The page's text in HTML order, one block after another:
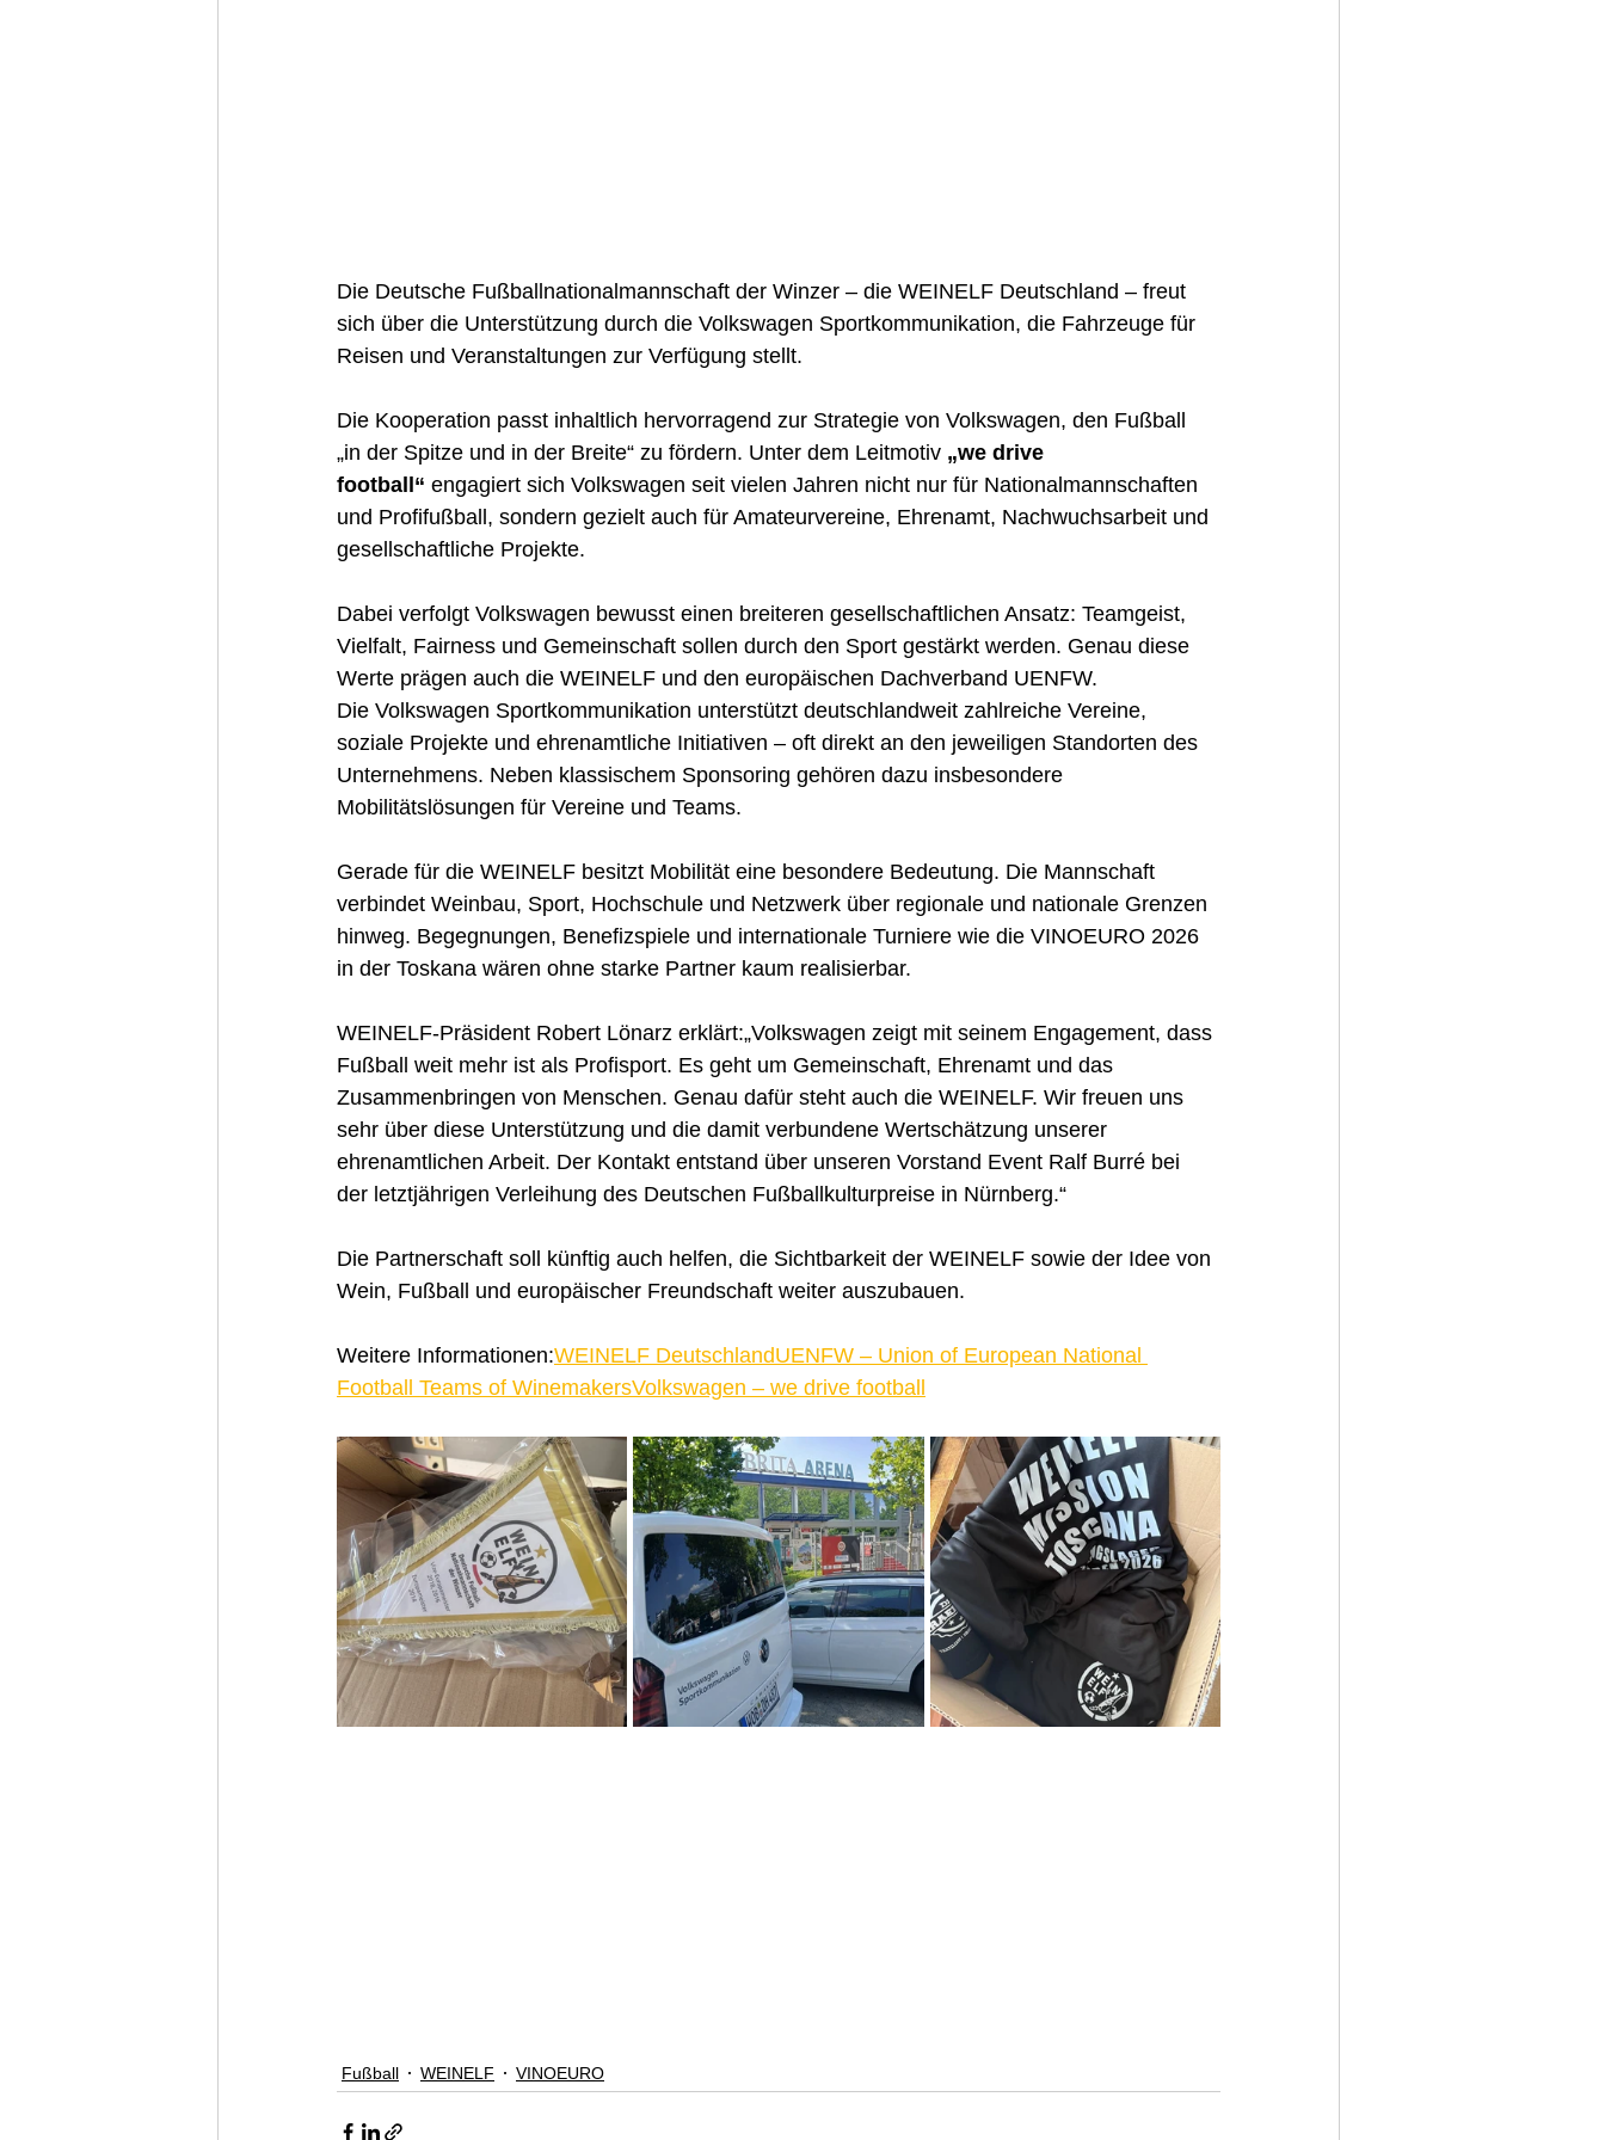
Die Deutsche Fußballnationalmannschaft der Winzer – die WEINELF Deutschland – freut
sich über die Unterstützung durch die Volkswagen Sportkommunikation, die Fahrzeuge für
Reisen und Veranstaltungen zur Verfügung stellt.
Die Kooperation passt inhaltlich hervorragend zur Strategie von Volkswagen, den Fußball
„in der Spitze und in der Breite“ zu fördern. Unter dem Leitmotiv „we drive
football“ engagiert sich Volkswagen seit vielen Jahren nicht nur für Nationalmannschaften
und Profifußball, sondern gezielt auch für Amateurvereine, Ehrenamt, Nachwuchsarbeit und
gesellschaftliche Projekte.
Dabei verfolgt Volkswagen bewusst einen breiteren gesellschaftlichen Ansatz: Teamgeist,
Vielfalt, Fairness und Gemeinschaft sollen durch den Sport gestärkt werden. Genau diese
Werte prägen auch die WEINELF und den europäischen Dachverband UENFW.
Die Volkswagen Sportkommunikation unterstützt deutschlandweit zahlreiche Vereine,
soziale Projekte und ehrenamtliche Initiativen – oft direkt an den jeweiligen Standorten des
Unternehmens. Neben klassischem Sponsoring gehören dazu insbesondere
Mobilitätslösungen für Vereine und Teams.
Gerade für die WEINELF besitzt Mobilität eine besondere Bedeutung. Die Mannschaft
verbindet Weinbau, Sport, Hochschule und Netzwerk über regionale und nationale Grenzen
hinweg. Begegnungen, Benefizspiele und internationale Turniere wie die VINOEURO 2026
in der Toskana wären ohne starke Partner kaum realisierbar.
WEINELF-Präsident Robert Lönarz erklärt:„Volkswagen zeigt mit seinem Engagement, dass
Fußball weit mehr ist als Profisport. Es geht um Gemeinschaft, Ehrenamt und das
Zusammenbringen von Menschen. Genau dafür steht auch die WEINELF. Wir freuen uns
sehr über diese Unterstützung und die damit verbundene Wertschätzung unserer
ehrenamtlichen Arbeit. Der Kontakt entstand über unseren Vorstand Event Ralf Burré bei
der letztjährigen Verleihung des Deutschen Fußballkulturpreise in Nürnberg.“
Die Partnerschaft soll künftig auch helfen, die Sichtbarkeit der WEINELF sowie der Idee von
Wein, Fußball und europäischer Freundschaft weiter auszubauen.
Weitere Informationen:WEINELF DeutschlandUENFW – Union of European National
Football Teams of WinemakersVolkswagen – we drive football
Fußball WEINELF VINOEURO